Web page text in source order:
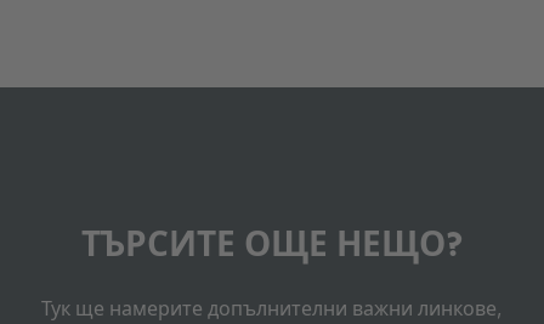
ТЪРСИТЕ ОЩЕ НЕЩО?
Тук ще намерите допълнителни важни линкове,